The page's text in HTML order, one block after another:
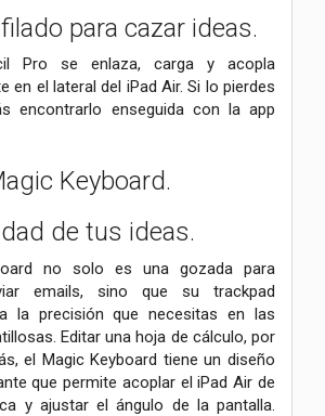
para cazar ideas.
Pro se enlaza, carga y acopla
en el lateral del iPad Air. Si lo pierdes
encontrarlo enseguida con la app
Keyboard.
de tus ideas.
no solo es una gozada para
emails, sino que su trackpad
la precisión que necesitas en las
Editar una hoja de cálculo, por
el Magic Keyboard tiene un diseño
que permite acoplar el iPad Air de
y ajustar el ángulo de la pantalla.